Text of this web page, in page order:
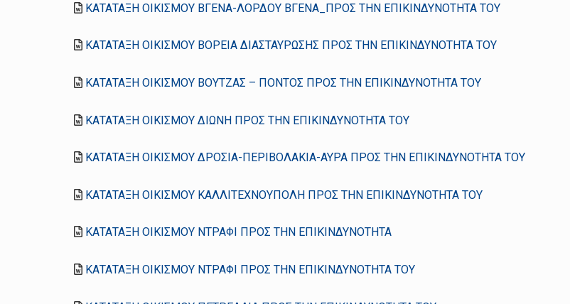
ΚΑΤΑΤΑΞΗ ΟΙΚΙΣΜΟΥ ΒΓΕΝΑ-ΛΟΡΔΟΥ ΒΓΕΝΑ_ΠΡΟΣ ΤΗΝ ΕΠΙΚΙΝΔΥΝΟΤΗΤΑ ΤΟΥ
ΚΑΤΑΤΑΞΗ ΟΙΚΙΣΜΟΥ ΒΟΡΕΙΑ ΔΙΑΣΤΑΥΡΩΣΗΣ ΠΡΟΣ ΤΗΝ ΕΠΙΚΙΝΔΥΝΟΤΗΤΑ ΤΟΥ
ΚΑΤΑΤΑΞΗ ΟΙΚΙΣΜΟΥ ΒΟΥΤΖΑΣ – ΠΟΝΤΟΣ ΠΡΟΣ ΤΗΝ ΕΠΙΚΙΝΔΥΝΟΤΗΤΑ ΤΟΥ
ΚΑΤΑΤΑΞΗ ΟΙΚΙΣΜΟΥ ΔΙΩΝΗ ΠΡΟΣ ΤΗΝ ΕΠΙΚΙΝΔΥΝΟΤΗΤΑ ΤΟΥ
ΚΑΤΑΤΑΞΗ ΟΙΚΙΣΜΟΥ ΔΡΟΣΙΑ-ΠΕΡΙΒΟΛΑΚΙΑ-ΑΥΡΑ ΠΡΟΣ ΤΗΝ ΕΠΙΚΙΝΔΥΝΟΤΗΤΑ ΤΟΥ
ΚΑΤΑΤΑΞΗ ΟΙΚΙΣΜΟΥ ΚΑΛΛΙΤΕΧΝΟΥΠΟΛΗ ΠΡΟΣ ΤΗΝ ΕΠΙΚΙΝΔΥΝΟΤΗΤΑ ΤΟΥ
ΚΑΤΑΤΑΞΗ ΟΙΚΙΣΜΟΥ ΝΤΡΑΦΙ ΠΡΟΣ ΤΗΝ ΕΠΙΚΙΝΔΥΝΟΤΗΤΑ
ΚΑΤΑΤΑΞΗ ΟΙΚΙΣΜΟΥ ΝΤΡΑΦΙ ΠΡΟΣ ΤΗΝ ΕΠΙΚΙΝΔΥΝΟΤΗΤΑ ΤΟΥ